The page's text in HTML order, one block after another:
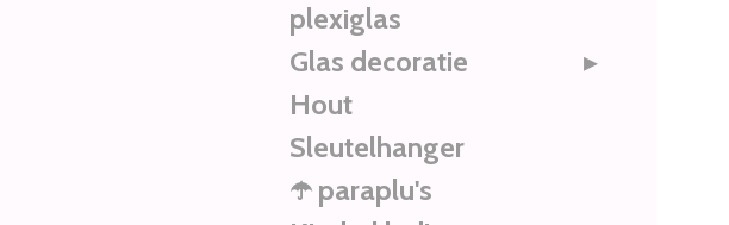
plexiglas
Glas decoratie
Hout
Sleutelhanger
☂️ paraplu's